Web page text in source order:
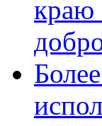
краю